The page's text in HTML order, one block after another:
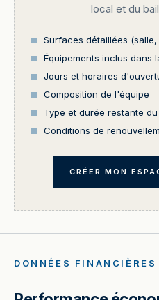
local et du
Surfaces détaillées
Équipements inclus dans
Jours et horaires
Composition de l'équipe
Type et durée restante du
Conditions de
CRÉER MON
DONNÉES FINANCIÈRES